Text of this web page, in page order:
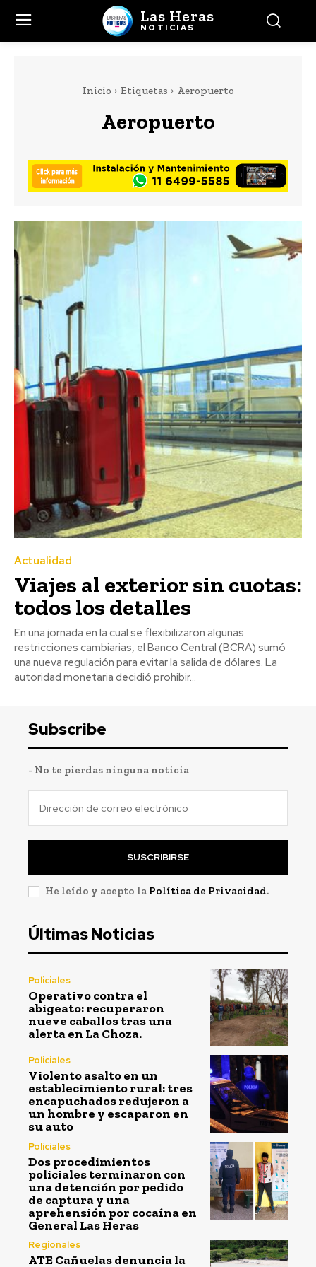
Las Heras
NOTICIAS
Inicio Etiquetas Aeropuerto
Aeropuerto
Actualidad
Viajes al exterior sin cuotas:
todos los detalles
En una jornada en la cual se flexibilizaron algunas
restricciones cambiarias, el Banco Central (BCRA) sumó
una nueva regulación para evitar la salida de dólares. La
autoridad monetaria decidió prohibir...
Subscribe
- No te pierdas ninguna noticia
SUSCRIBIRSE
He leído y acepto la Política de Privacidad.
Últimas Noticias
Policiales
Operativo contra el
abigeato: recuperaron
nueve caballos tras una
alerta en La Choza.
Policiales
Violento asalto en un
establecimiento rural: tres
encapuchados redujeron a
un hombre y escaparon en
su auto
Policiales
Dos procedimientos
policiales terminaron con
una detención por pedido
de captura y una
aprehensión por cocaína en
General Las Heras
Regionales
ATE Cañuelas denuncia la